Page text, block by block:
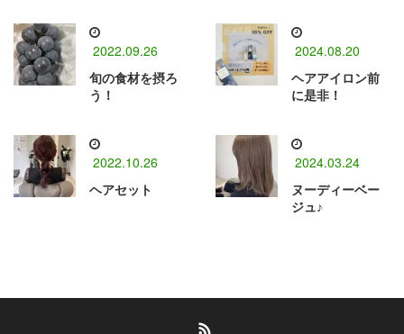
2022.09.26
旬の食材を摂ろ
う！
2024.08.20
ヘアアイロン前
に是非！
2022.10.26
ヘアセット
2024.03.24
ヌーディーベー
ジュ♪